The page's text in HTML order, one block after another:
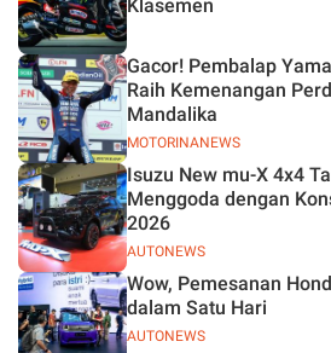
Klasemen
MOTORINANEWS
Gacor! Pembalap
Raih Kemenangan
Mandalika
AUTONEWS
Isuzu New mu-X 4x4
Menggoda dengan
2026
AUTONEWS
Wow, Pemesanan
dalam Satu Hari